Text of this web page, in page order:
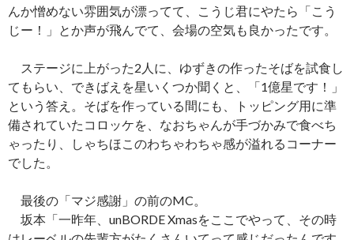
んか憎めない雰囲気が漂ってて、こうじ君にやたら「こう
じー！」とか声が飛んでて、会場の空気も良かったです。
ステージに上がった2人に、ゆずきの作ったそばを試食し
てもらい、できばえを星いくつか聞くと、「1億星です！」
という答え。そばを作っている間にも、トッピング用に準
備されていたコロッケを、なおちゃんが手づかみで食べち
ゃったり、しゃちほこのわちゃわちゃ感が溢れるコーナー
でした。
最後の「マジ感謝」の前のMC。
坂本「一昨年、unBORDE Xmasをここでやって、その時